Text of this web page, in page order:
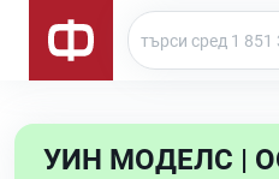
УИН МОДЕЛС |